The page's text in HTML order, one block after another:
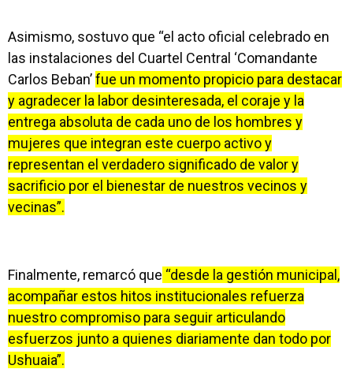
Asimismo, sostuvo que “el acto oficial celebrado en
las instalaciones del Cuartel Central ‘Comandante
Carlos Beban’fue un momento propicio para destacar
y agradecer la labor desinteresada, el coraje y la
entrega absoluta de cada uno de los hombres y
mujeres que integran este cuerpo activo y
representan el verdadero significado de valor y
sacrificio por el bienestar de nuestros vecinos y
vecinas”.
Finalmente, remarcó que “desde la gestión municipal,
acompañar estos hitos institucionales refuerza
nuestro compromiso para seguir articulando
esfuerzos junto a quienes diariamente dan todo por
Ushuaia”.